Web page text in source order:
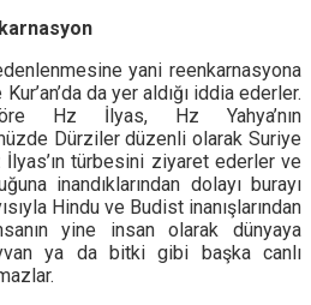
yani reenkarnasyona
da yer aldığı iddia ederler.
Hz İlyas, Hz Yahya’nın
Dürziler düzenli olarak Suriye
İlyas’ın türbesini ziyaret ederler ve
inandıklarından dolayı burayı
Hindu ve Budist inanışlarından
yine insan olarak dünyaya
ya da bitki gibi başka canlı